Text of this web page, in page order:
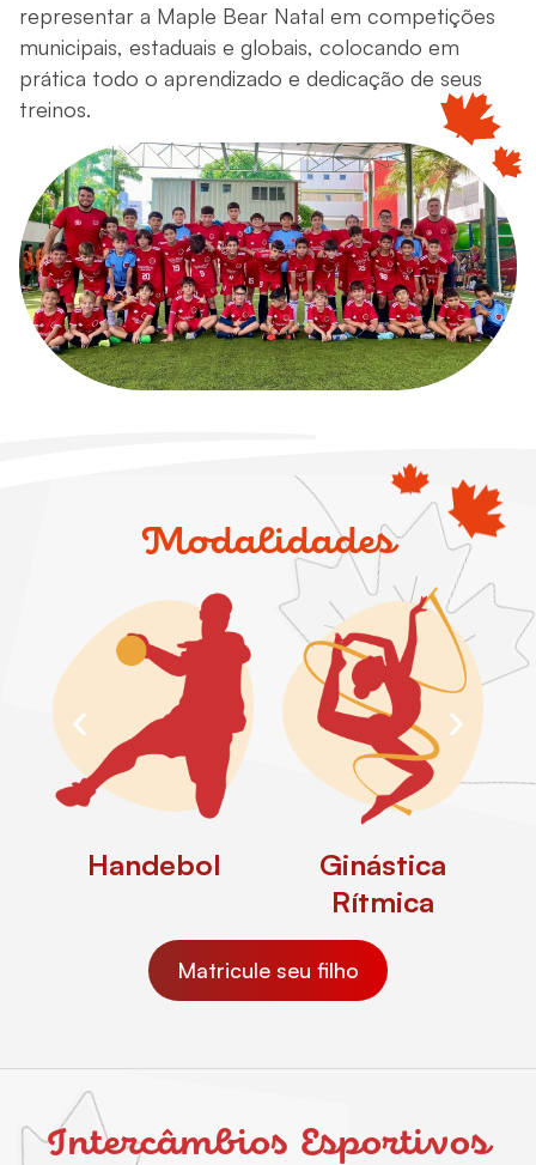
representar a Maple Bear Natal em competições
municipais, estaduais e globais, colocando em
prática todo o aprendizado e dedicação de seus
treinos.
Modalidades
Handebol
Ginástica
Rítmica
Matricule seu filho
Intercâmbios Esportivos